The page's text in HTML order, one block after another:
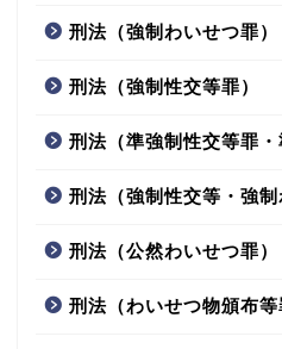
刑法（強制わいせつ罪）
刑法（強制性交等罪）
刑法（準強制性交等罪・
刑法（強制性交等・強制
刑法（公然わいせつ罪）
刑法（わいせつ物頒布等